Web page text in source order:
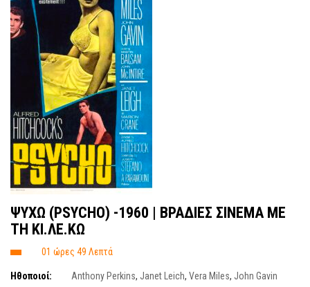
ΨΥΧΩ (PSYCHO) -1960 | ΒΡΑΔΙΕΣ ΣΙΝΕΜΑ ΜΕ
ΤΗ ΚΙ.ΛΕ.ΚΩ
01 ώρες 49 Λεπτά
Ηθοποιοί: Anthony Perkins, Janet Leich, Vera Miles, John Gavin